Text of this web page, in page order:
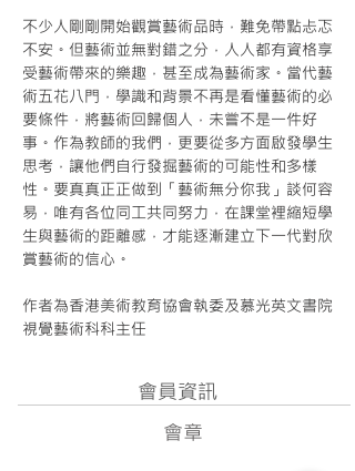
Next
不少人剛剛開始觀賞藝術品時，難免帶點忐忑
不安。但藝術並無對錯之分，人人都有資格享
受藝術帶來的樂趣，甚至成為藝術家。當代藝
術五花八門，學識和背景不再是看懂藝術的必
要條件，將藝術回歸個人，未嘗不是一件好
事。作為教師的我們，更要從多方面啟發學生
思考，讓他們自行發掘藝術的可能性和多樣
性。要真真正正做到「藝術無分你我」談何容
易，唯有各位同工共同努力，在課堂裡縮短學
生與藝術的距離感，才能逐漸建立下一代對欣
賞藝術的信心。
作者為香港美術教育協會執委及慕光英文書院
視覺藝術科科主任
會員資訊
會章